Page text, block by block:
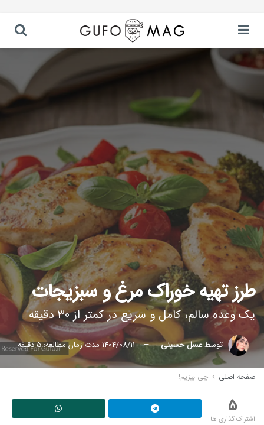
طرز تهیه خوراک مرغ و سبزیجات
یک وعده سالم، کامل و سریع در کمتر از ۳۰ دقیقه
توسطعسل حسینی 1404/08/11 مدت زمان مطالعه: 5 دقیقه
صفحه اصلی چی بپزیم!
5
اشتراک گذاری ها